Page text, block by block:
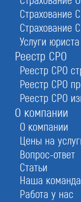
Страхование
Страхование
Услуги юриста
Реестр СРО
Реестр СРО
Реестр СРО
Реестр СРО
О компании
О компании
Цены на
Вопрос-ответ
Статьи
Наша команда
Работа у нас
удобно — вы
город.
ссылки на
информацию:
название,
регистрации;
условия
краткая справка.
Позвоните нам и
вступления,
Обновлено
30.03.2026 11:08:17
СРО ,